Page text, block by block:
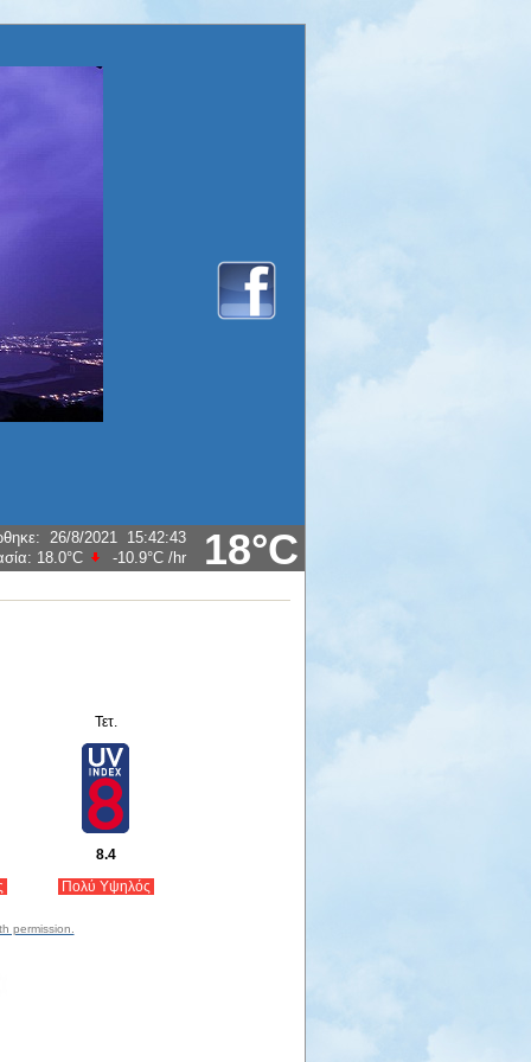
18°C
: 26/8/2021 15:42:43
18.0°C -10.9°C /hr
Τετ.
8.4
Πολύ Υψηλός
permission.